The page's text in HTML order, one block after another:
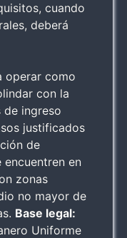
cuando
deberá
operar como
con la
ingreso
justificados
de
en
zonas
no mayor de
Base legal:
Uniforme